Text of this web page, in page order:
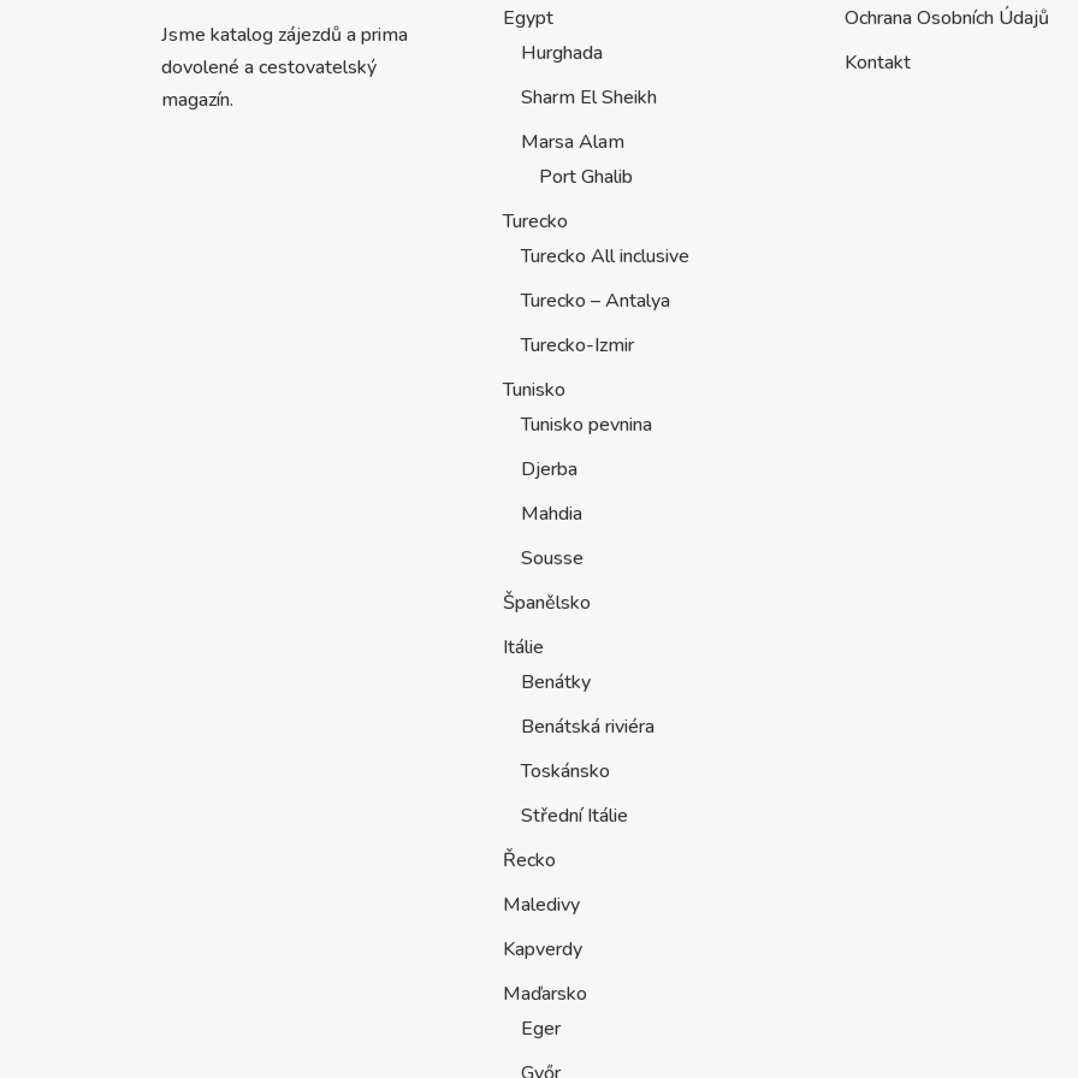
Jsme katalog zájezdů a prima
dovolené a cestovatelský
magazín.
Egypt
Hurghada
Sharm El Sheikh
Marsa Alam
Port Ghalib
Turecko
Turecko All inclusive
Turecko – Antalya
Turecko-Izmir
Tunisko
Tunisko pevnina
Djerba
Mahdia
Sousse
Španělsko
Itálie
Benátky
Benátská riviéra
Toskánsko
Střední Itálie
Řecko
Maledivy
Kapverdy
Maďarsko
Eger
Ochrana Osobních Údajů
Kontakt